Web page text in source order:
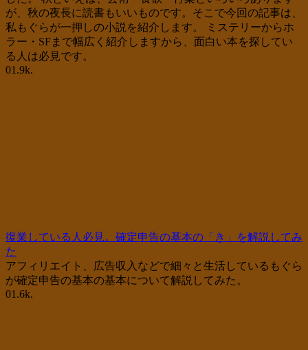
が、秋の夜長に読書もいいものです。そこで今回の記事は、
私もぐらが一押しの小説を紹介します。 ミステリーからホ
ラー・SFまで幅広く紹介しますから、面白い本を探してい
る人は必見です。
01.9k.
復業している人必見。確定申告の基本の「き」を解説してみ
た
アフィリエイト、広告収入などで細々と生活しているもぐら
が確定申告の基本の基本について解説してみた。
01.6k.